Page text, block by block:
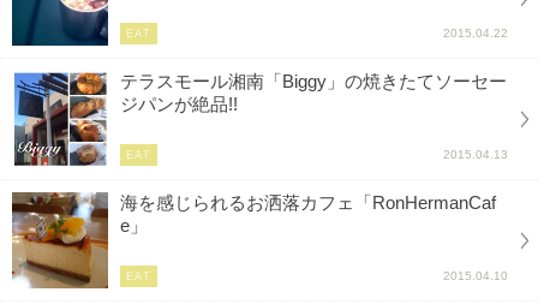
EAT 2015.04.22
テラスモール湘南「Biggy」の焼きたてソーセー
ジパンが絶品!!
EAT 2015.04.13
海を感じられるお洒落カフェ「RonHermanCaf
e」
EAT 2015.04.10